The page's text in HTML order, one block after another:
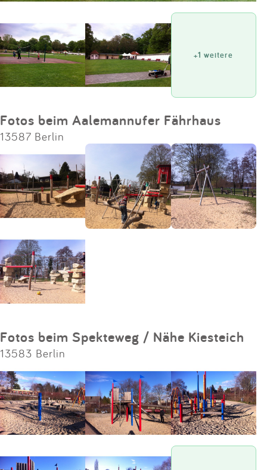
+1 weitere
Fotos beim Aalemannufer Fährhaus
13587 Berlin
Fotos beim Spekteweg / Nähe Kiesteich
13583 Berlin